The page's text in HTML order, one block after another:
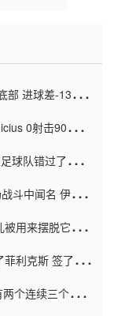
部 进球差-13令人
0射击90分钟
球队错过了世界
斗中闻名 伊万放
用来摆脱它
菲利克斯 签了7年
个连续三个连续